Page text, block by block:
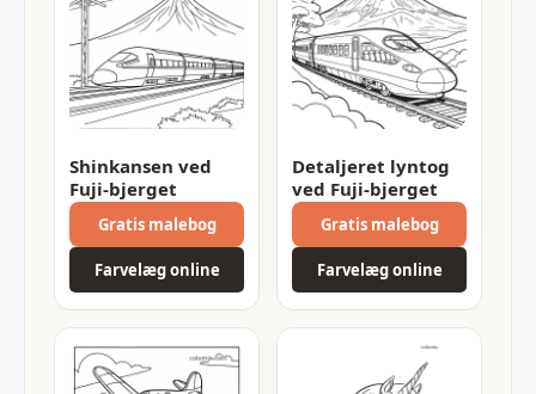
Shinkansen ved
Fuji-bjerget
Gratis malebog
Farvelæg online
Detaljeret lyntog
ved Fuji-bjerget
Gratis malebog
Farvelæg online